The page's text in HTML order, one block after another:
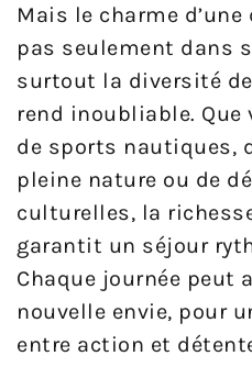
Mais le charme
pas seulement dans
surtout la diversité
rend inoubliable. Que
de sports nautiques,
pleine nature ou de
culturelles, la
garantit un séjour
Chaque journée peut
nouvelle envie, pour
entre action et